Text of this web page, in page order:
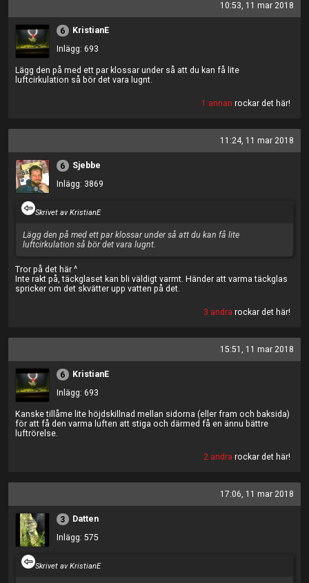
10:53, 11 mar 2018
6
KristianE
Inlägg: 693
Lägg den på med ett par klossar under så att du kan få lite
luftcirkulation så bör det vara lugnt.
1 annan rockar det här!
11:24, 11 mar 2018
6
Sjebbe
Inlägg: 3869
Skrivet av KristianE
Lägg den på med ett par klossar under så att du kan få lite
luftcirkulation så bör det vara lugnt.
Tror på det här ^
Inte rakt på, täckglaset kan bli väldigt varmt. Händer att varma täckglas
spricker om det skvätter upp vatten på det.
3 andra rockar det här!
15:51, 11 mar 2018
6
KristianE
Inlägg: 693
Kanske tillåme lite höjdskillnad mellan sidorna (eller fram och baksida)
för att få den varma luften att stiga och därmed få en ännu bättre
luftrörelse.
2 andra rockar det här!
17:06, 11 mar 2018
3
Datten
Inlägg: 575
Skrivet av KristianE